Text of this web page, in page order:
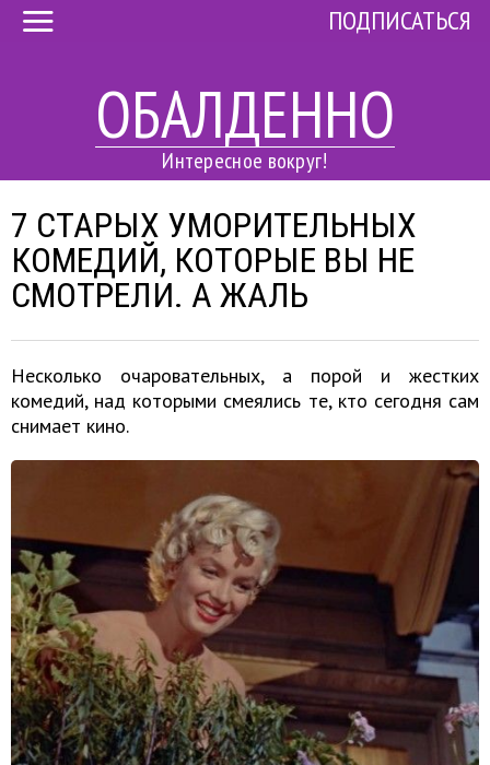
ОБАЛДЕННО
Интересное вокруг!
ПОДПИСАТЬСЯ
7 СТАРЫХ УМОРИТЕЛЬНЫХ
КОМЕДИЙ, КОТОРЫЕ ВЫ НЕ
СМОТРЕЛИ. А ЖАЛЬ
Несколько очаровательных, а порой и жестких
комедий, над которыми смеялись те, кто сегодня сам
снимает кино.